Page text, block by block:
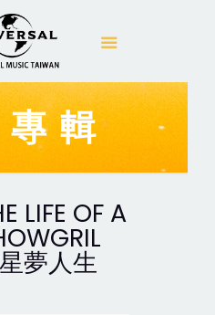
輯
LIFE OF A
夢人生